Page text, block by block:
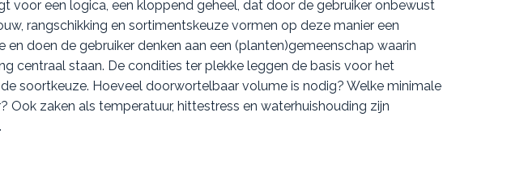
voor een logica, een kloppend geheel, dat door de gebruiker onbewust
rangschikking en sortimentskeuze vormen op deze manier een
en doen de gebruiker denken aan een (planten)gemeenschap waarin
centraal staan. De condities ter plekke leggen de basis voor het
soortkeuze. Hoeveel doorwortelbaar volume is nodig? Welke minimale
Ook zaken als temperatuur, hittestress en waterhuishouding zijn